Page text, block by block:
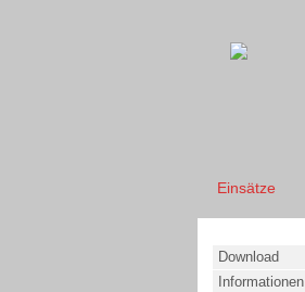
Einsätze
Download
Informationen